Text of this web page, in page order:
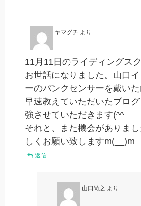
ヤマグチ より:
11月11日のライディングス
お世話になりました。山口
ーのバンクセンサーを戴い
早速教えていただいたブロ
強させていただきます(^^ゞ
それと、また機会がありま
しくお願い致しますm(__)m
返信
山口尚之 より: